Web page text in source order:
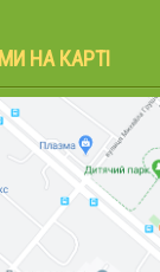
МИ НА КАРТІ